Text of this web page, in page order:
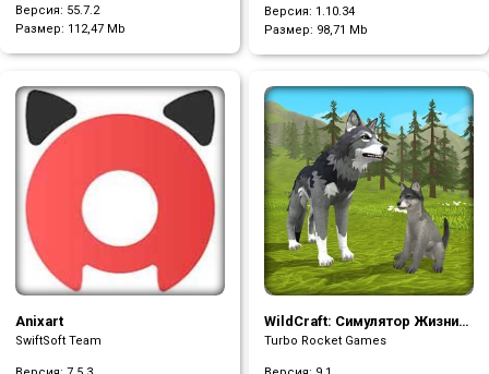
Версия: 55.7.2
Размер: 112,47 Mb
Версия: 1.10.34
Размер: 98,71 Mb
Anixart
SwiftSoft Team
WildCraft: Симулятор Жизни
Зверей Онлайн
Turbo Rocket Games